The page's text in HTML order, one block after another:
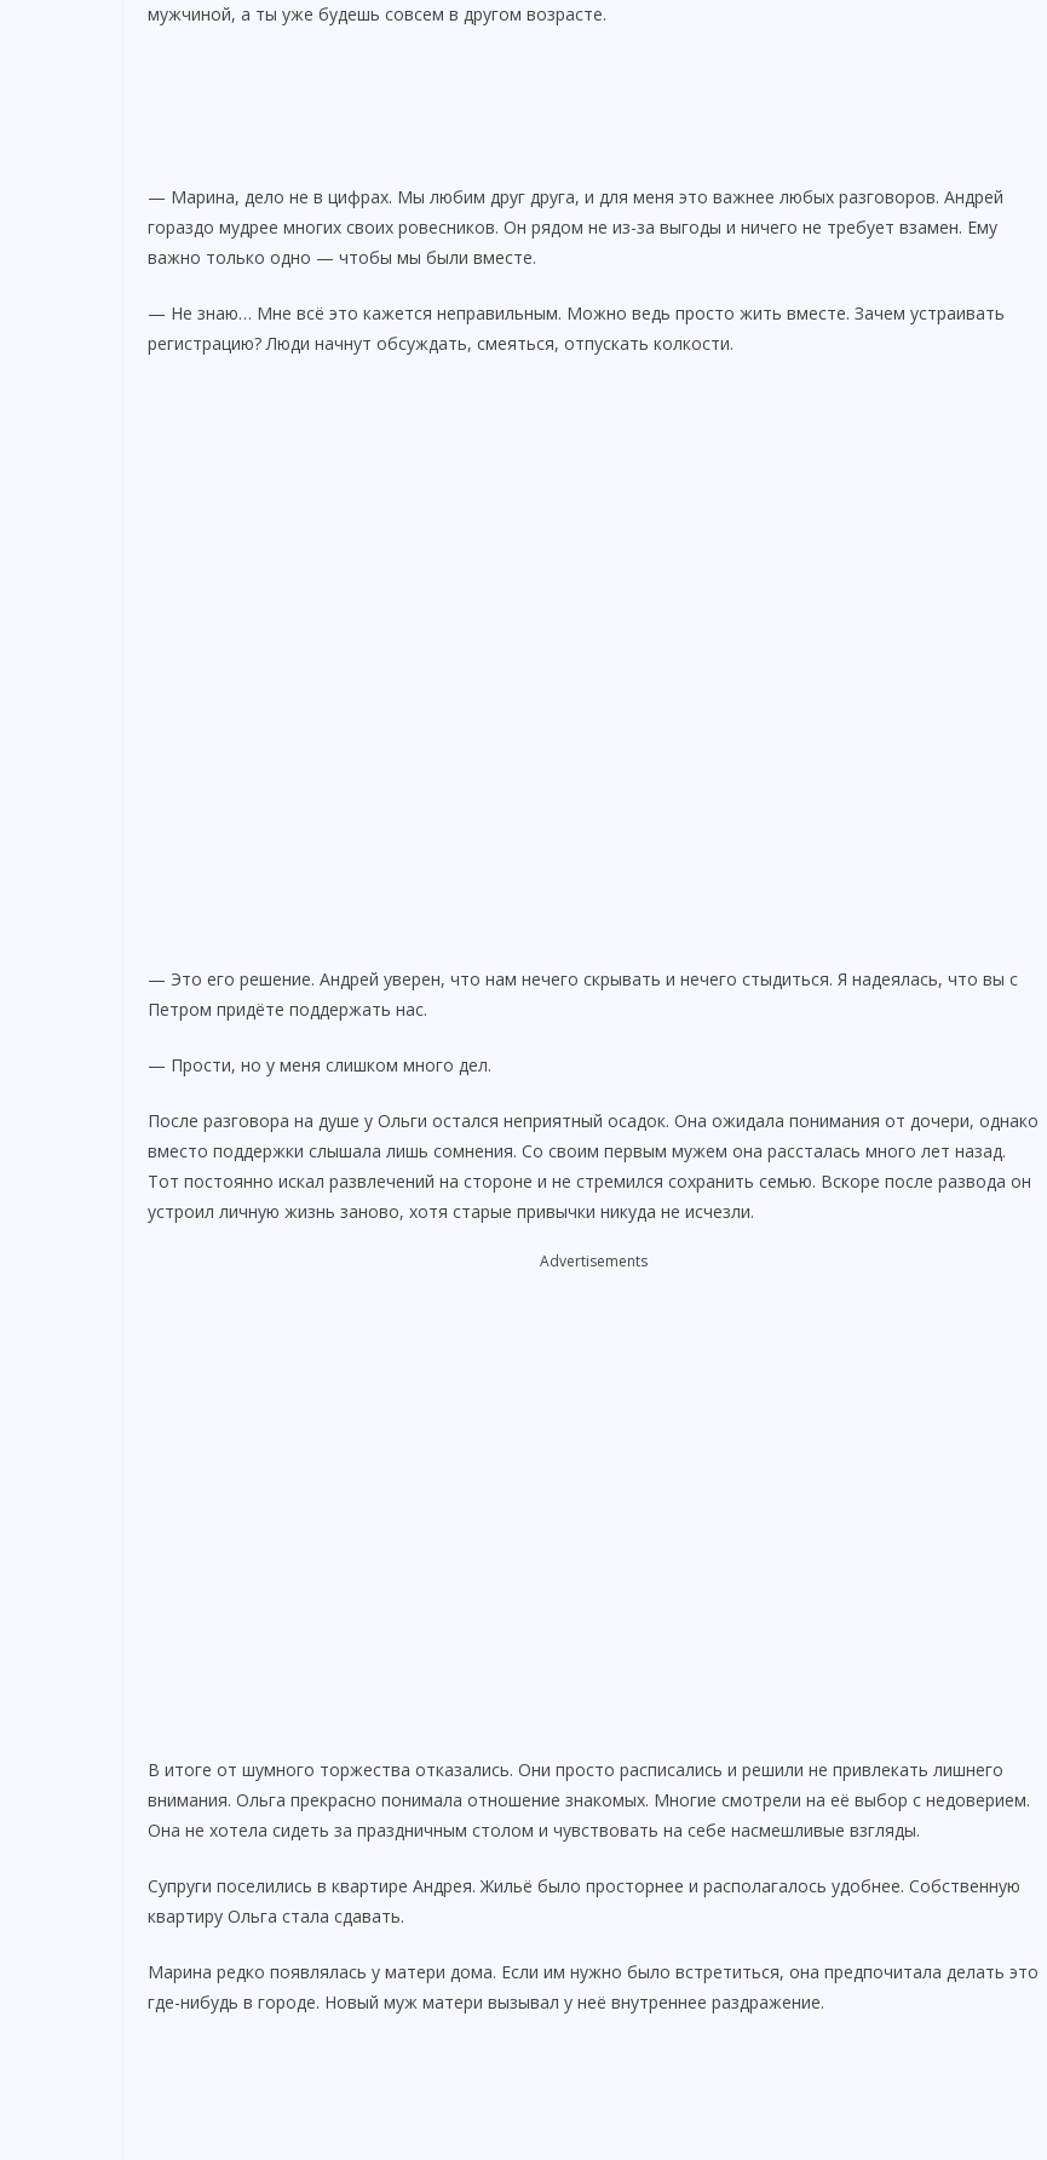
мужчиной, а ты уже будешь совсем в другом возрасте.
— Марина, дело не в цифрах. Мы любим друг друга, и для меня это важнее любых разговоров. Андрей
гораздо мудрее многих своих ровесников. Он рядом не из-за выгоды и ничего не требует взамен. Ему
важно только одно — чтобы мы были вместе.
— Не знаю… Мне всё это кажется неправильным. Можно ведь просто жить вместе. Зачем устраивать
регистрацию? Люди начнут обсуждать, смеяться, отпускать колкости.
— Это его решение. Андрей уверен, что нам нечего скрывать и нечего стыдиться. Я надеялась, что вы с
Петром придёте поддержать нас.
— Прости, но у меня слишком много дел.
После разговора на душе у Ольги остался неприятный осадок. Она ожидала понимания от дочери, однако
вместо поддержки слышала лишь сомнения. Со своим первым мужем она рассталась много лет назад.
Тот постоянно искал развлечений на стороне и не стремился сохранить семью. Вскоре после развода он
устроил личную жизнь заново, хотя старые привычки никуда не исчезли.
Advertisements
В итоге от шумного торжества отказались. Они просто расписались и решили не привлекать лишнего
внимания. Ольга прекрасно понимала отношение знакомых. Многие смотрели на её выбор с недоверием.
Она не хотела сидеть за праздничным столом и чувствовать на себе насмешливые взгляды.
Супруги поселились в квартире Андрея. Жильё было просторнее и располагалось удобнее. Собственную
квартиру Ольга стала сдавать.
Марина редко появлялась у матери дома. Если им нужно было встретиться, она предпочитала делать это
где-нибудь в городе. Новый муж матери вызывал у неё внутреннее раздражение.